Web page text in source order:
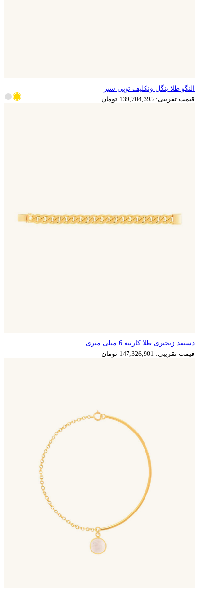
النگو طلا بنگل ونکلیف توپی سبز
قیمت تقریبی:139,704,395 تومان
دستبند زنجیری طلا کارتیه 6 میلی متری
قیمت تقریبی:147,326,901 تومان